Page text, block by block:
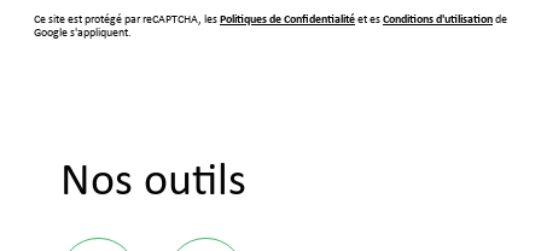
Ce site est protégé par reCAPTCHA, les Politiques de Confidentialité et es Conditions d'utilisation de
Google s'appliquent.
Nos outils